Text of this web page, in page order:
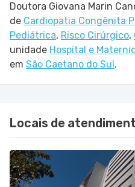
Doutora Giovana Marin
de Cardiopatia Congênita
Pediátrica, Risco Cirúrgico,
unidade Hospital e
em São Caetano do Sul.
Locais de